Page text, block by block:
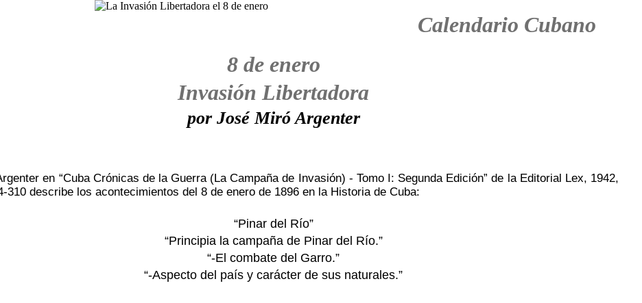
Calendario Cubano
8 de enero
Invasión Libertadora
por José Miró Argenter
en “Cuba Crónicas de la Guerra (La Campaña de Invasión) - Tomo I: Segunda Edición” de la Editorial Lex, 1942,
310 describe los acontecimientos del 8 de enero de 1896 en la Historia de Cuba:
“Pinar del Río”
“Principia la campaña de Pinar del Río.”
“-El combate del Garro.”
“-Aspecto del país y carácter de sus naturales.”